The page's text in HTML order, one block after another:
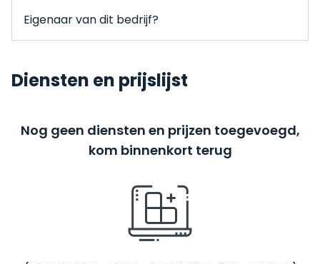
Eigenaar van dit bedrijf?
Diensten en prijslijst
Nog geen diensten en prijzen toegevoegd,
kom binnenkort terug